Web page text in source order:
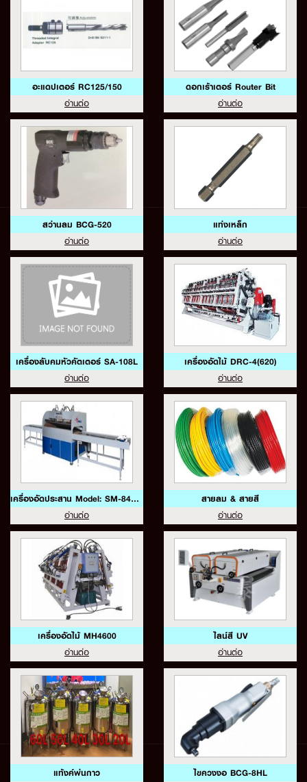
อะแดปเตอร์ RC125/150
อ่านต่อ
ดอกเร้าเตอร์ Router Bit
อ่านต่อ
สว่านลม BCG-520
อ่านต่อ
แท่งเหล็ก
อ่านต่อ
เครื่องลับคมหัวคัตเตอร์ SA-108L
อ่านต่อ
เครื่องอัดไม้ DRC-4(620)
อ่านต่อ
เครื่องอัดประสาน Model: SM-84H35
อ่านต่อ
สายลม & สายสี
อ่านต่อ
เครื่องอัดไม้ MH4600
อ่านต่อ
ไลน์สี UV
อ่านต่อ
แท้งค์พ่นกาว ไขควงงอ BCG-8HL